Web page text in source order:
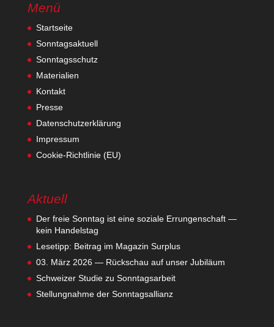
Menü
Startseite
Sonntagsaktuell
Sonntagsschutz
Materialien
Kontakt
Presse
Datenschutzerklärung
Impressum
Cookie-Richtlinie (EU)
Aktuell
Der freie Sonntag ist eine soziale Errungenschaft —
kein Handelstag
Lesetipp: Beitrag im Magazin Surplus
03. März 2026 — Rückschau auf unser Jubiläum
Schweizer Studie zu Sonntagsarbeit
Stellungnahme der Sonntagsallianz